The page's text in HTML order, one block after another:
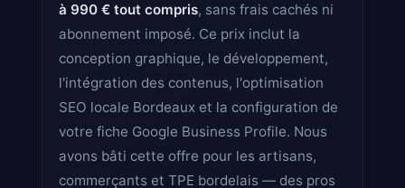
à 990 € tout compris, sans frais cachés ni
abonnement imposé. Ce prix inclut la
conception graphique, le développement,
l'intégration des contenus, l'optimisation
SEO locale Bordeaux et la configuration de
votre fiche Google Business Profile. Nous
avons bâti cette offre pour les artisans,
commerçants et TPE bordelais — des pros